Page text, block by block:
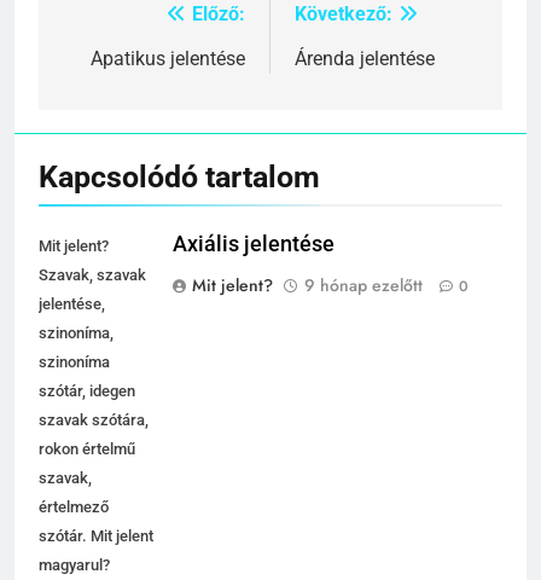
Bejegyzés
navigáció
Előző:
Apatikus jelentése
Következő:
Árenda jelentése
Kapcsolódó tartalom
Mit jelent?
Szavak, szavak
jelentése,
szinoníma,
szinoníma
szótár, idegen
szavak szótára,
rokon értelmű
szavak,
értelmező
szótár. Mit jelent
magyarul?
Axiális jelentése
Mit jelent?
9 hónap ezelőtt 0